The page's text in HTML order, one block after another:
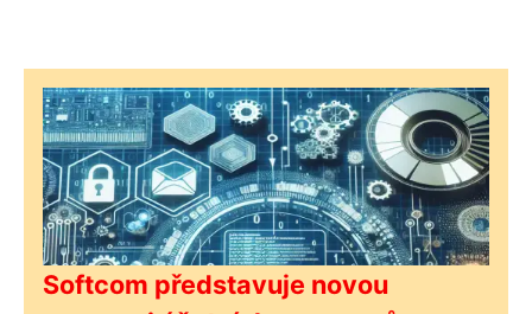
Softcom představuje novou